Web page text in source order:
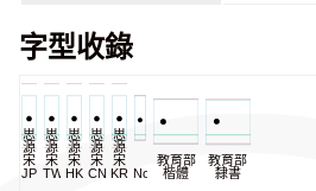
字型收錄
思
源
宋
JP
思
源
宋
TW
思
源
宋
HK
思
源
宋
CN
思
源
宋
KR NomNaTong
教育部
楷體
教育部
隸書